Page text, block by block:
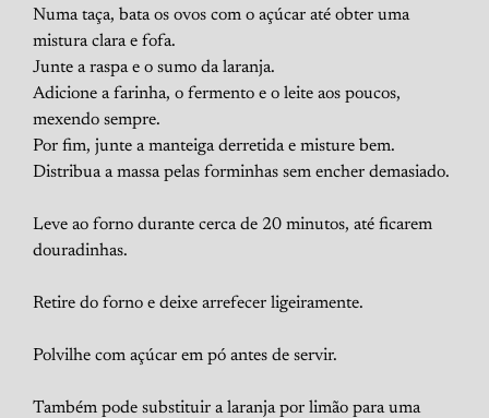
Numa taça, bata os ovos com o açúcar até obter uma
mistura clara e fofa.
Junte a raspa e o sumo da laranja.
Adicione a farinha, o fermento e o leite aos poucos,
mexendo sempre.
Por fim, junte a manteiga derretida e misture bem.
Distribua a massa pelas forminhas sem encher demasiado.
Leve ao forno durante cerca de 20 minutos, até ficarem
douradinhas.
Retire do forno e deixe arrefecer ligeiramente.
Polvilhe com açúcar em pó antes de servir.
Também pode substituir a laranja por limão para uma